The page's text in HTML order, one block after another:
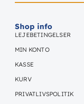
Shop info
LEJEBETINGELSER
MIN KONTO
KASSE
KURV
PRIVATLIVSPOLITIK